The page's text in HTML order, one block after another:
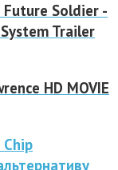
Future Soldier -
Trailer
HD MOVIE